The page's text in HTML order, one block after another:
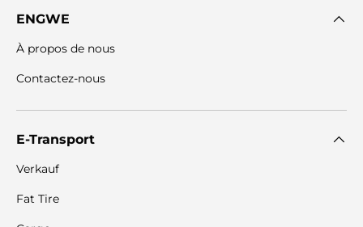
ENGWE
À propos de nous
Contactez-nous
E-Transport
Verkauf
Fat Tire